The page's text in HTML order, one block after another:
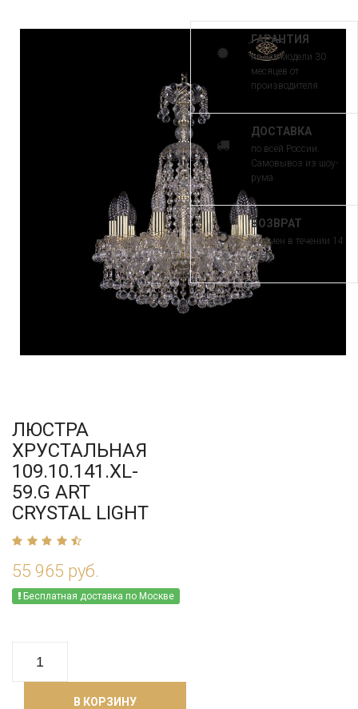
ЛЮСТРА
ХРУСТАЛЬНАЯ
109.10.141.XL-
59.G ART
CRYSTAL LIGHT
55 965 руб.
Бесплатная доставка по Москве
В КОРЗИНУ
ГАРАНТИЯ
на все модели 30
месяцев от
производителя
ДОСТАВКА
по всей России.
Самовывоз из шоу-
рума
ВОЗВРАТ
и обмен в течении 14
дней